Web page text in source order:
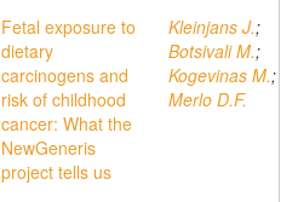
Fetal exposure to
dietary
carcinogens and
risk of childhood
cancer: What the
NewGeneris
project tells us
Kleinjans J.;
Botsivali M.;
Kogevinas M.;
Merlo D.F.